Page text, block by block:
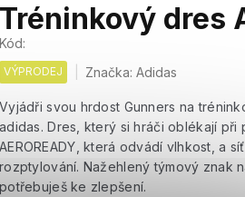
Tréninkový dres
Kód:
VÝPRODEJ Značka:Adidas
Vyjádři svou hrdost Gunners na
adidas. Dres, který si hráči oblékají
AEROREADY, která odvádí vlhkost, a
rozptylování. Nažehlený týmový znak
potřebuješ ke zlepšení.